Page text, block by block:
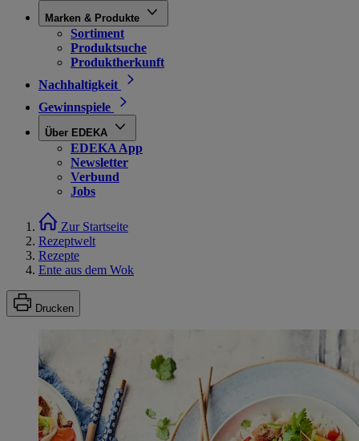
Marken & Produkte
Sortiment
Produktsuche
Produktherkunft
Nachhaltigkeit
Gewinnspiele
Über EDEKA
EDEKA App
Newsletter
Verbund
Jobs
Zur Startseite
Rezeptwelt
Rezepte
Ente aus dem Wok
Drucken